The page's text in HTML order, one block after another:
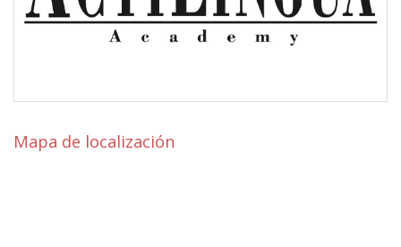
Mapa de localización